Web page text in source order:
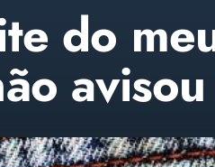
do
avisou
02 de abril de 2023 1 min de